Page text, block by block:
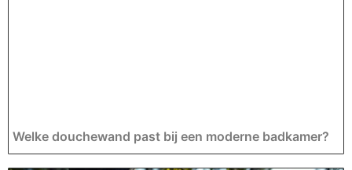
Welke douchewand past bij een moderne badkamer?